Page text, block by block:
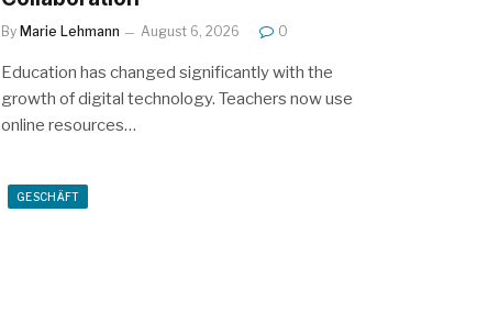
By Marie Lehmann August 6, 2026 0
Education has changed significantly with the
growth of digital technology. Teachers now use
online resources…
GESCHÄFT